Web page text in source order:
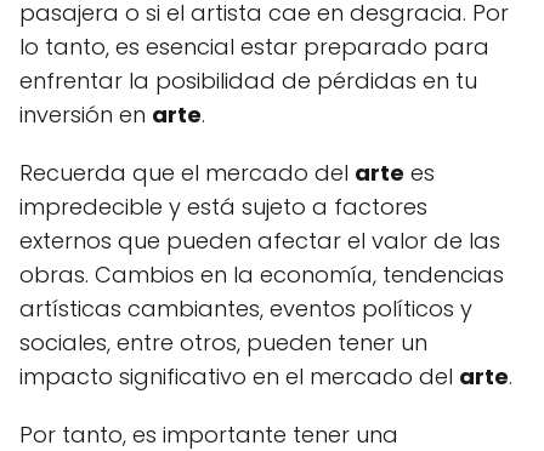
pasajera o si el artista cae en desgracia. Por
lo tanto, es esencial estar preparado para
enfrentar la posibilidad de pérdidas en tu
inversión en arte.
Recuerda que el mercado del arte es
impredecible y está sujeto a factores
externos que pueden afectar el valor de las
obras. Cambios en la economía, tendencias
artísticas cambiantes, eventos políticos y
sociales, entre otros, pueden tener un
impacto significativo en el mercado del arte.
Por tanto, es importante tener una